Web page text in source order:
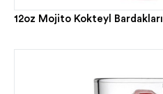
12oz Mojito Kokteyl Bardakları